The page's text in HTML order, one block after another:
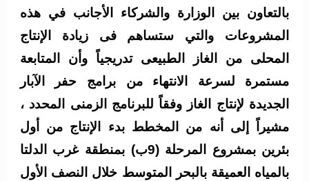
بالتعاون بين الوزارة والشركاء الأجانب في هذه
المشروعات والتي ستساهم فى زيادة الإنتاج
المحلى من الغاز الطبيعى تدريجياً وأن المتابعة
مستمرة لسرعة الانتهاء من برامج حفر الآبار
الجديدة لإنتاج الغاز وفقاً للبرنامج الزمنى المحدد ،
مشيراً إلى أنه من المخطط بدء الإنتاج من أول
بئرين بمشروع المرحلة (9ب) بمنطقة غرب الدلتا
بالمياه العميقة بالبحر المتوسط خلال النصف الأول